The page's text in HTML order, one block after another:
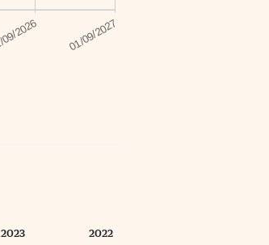
2023 2022